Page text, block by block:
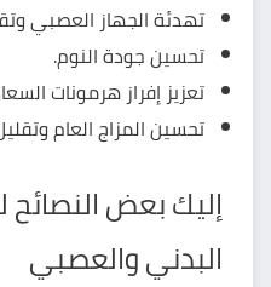
تهدئة الجهاز العصبي
تحسين جودة النوم.
تعزيز إفراز هرمونات
تحسين المزاج العام
إليك بعض النصائح
البدني والعصبي